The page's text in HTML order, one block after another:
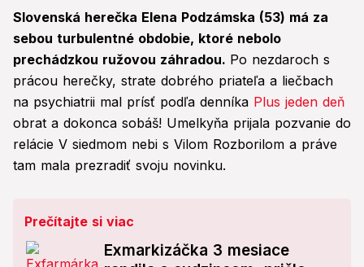
Slovenská herečka Elena Podzámska (53) má za
sebou turbulentné obdobie, ktoré nebolo
prechádzkou ružovou záhradou. Po nezdaroch s
prácou herečky, strate dobrého priateľa a liečbach
na psychiatrii mal prísť podľa denníka Plus jeden deň
obrat a dokonca sobáš! Umelkyňa prijala pozvanie do
relácie V siedmom nebi s Vilom Rozborilom a práve
tam mala prezradiť svoju novinku.
Prečítajte si viac
Exmarkizáčka 3 mesiace